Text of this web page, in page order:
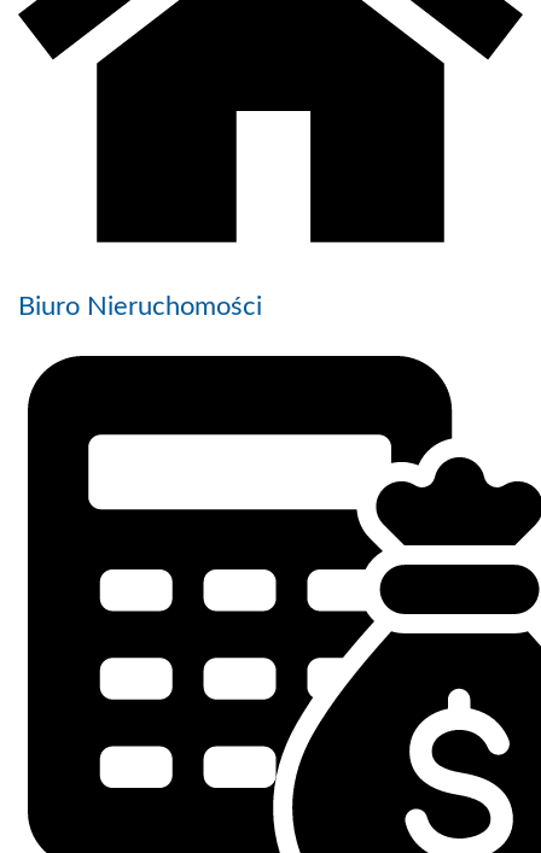
Biuro Nieruchomości